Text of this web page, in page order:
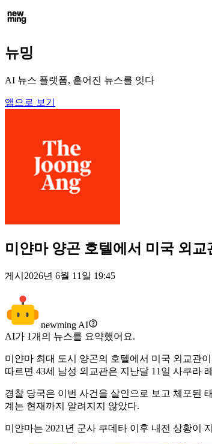
뉴밍
AI 뉴스 플랫폼, 흩어진 뉴스를 잇다
앱으로 보기
미얀마 양곤 호텔에서 미국 외
게시 2026년 6월 11일 19:45
newming AI
AI가 1개의 뉴스를 요약했어요.
미얀마 최대 도시 양곤의 호텔에서 미국 외교관
따르면 43세 남성 외교관은 지난달 11일 사쿠라
경찰 당국은 이번 사건을 살인으로 보고 체포된
계는 현재까지 알려지지 않았다.
미얀마는 2021년 군사 쿠데타 이후 내전 상황이